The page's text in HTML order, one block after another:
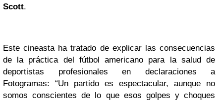
Scott.
Este cineasta ha tratado de explicar las consecuencias
de la práctica del fútbol americano para la salud de
deportistas profesionales en declaraciones a
Fotogramas: “Un partido es espectacular, aunque no
somos conscientes de lo que esos golpes y choques